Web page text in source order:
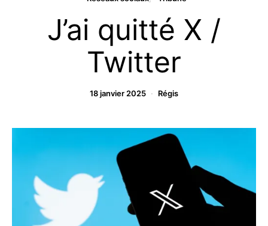
J’ai quitté X /
Twitter
18 janvier 2025 Régis